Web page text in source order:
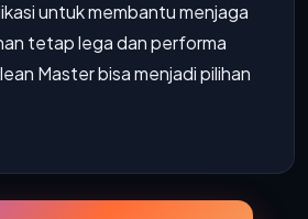
untuk membantu menjaga
tetap lega dan performa
Master bisa menjadi pilihan